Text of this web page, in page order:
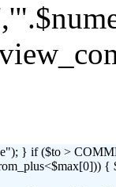
} if ($to >
{